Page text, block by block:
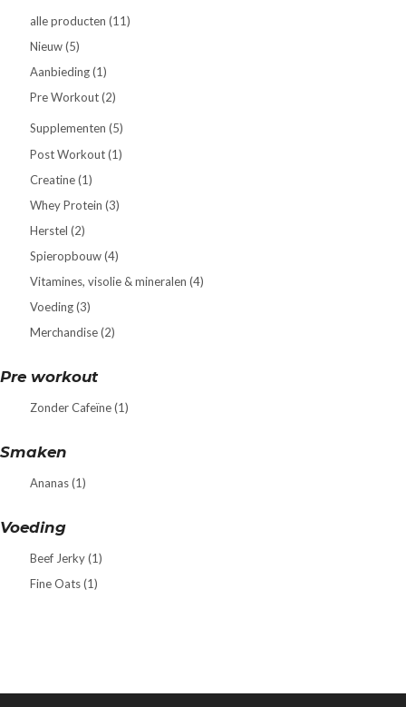
-
-
Smaken
quantity
alle producten (11)
Nieuw(5)
Aanbieding(1)
Pre Workout(2)
Supplementen (5)
Post Workout(1)
Creatine(1)
Whey Protein (3)
Herstel (2)
Spieropbouw(4)
Vitamines, visolie & mineralen (4)
Voeding(3)
Merchandise(2)
Pre workout
Zonder Cafeïne(1)
Smaken
Ananas(1)
Voeding
Beef Jerky(1)
Fine Oats(1)